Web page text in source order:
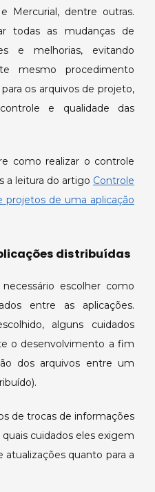
e Mercurial, dentre outras.
todas as mudanças de
e melhorias, evitando
mesmo procedimento
os arquivos de projeto,
e qualidade das
como realizar o controle
a leitura do artigo Controle
projetos de uma aplicação
distribuídas
escolher como
entre as aplicações.
alguns cuidados
o desenvolvimento a fim
dos arquivos entre um
de trocas de informações
cuidados eles exigem
quanto para a